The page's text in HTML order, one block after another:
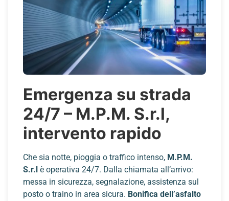
Emergenza su strada
24/7 – M.P.M. S.r.l,
intervento rapido
Che sia notte, pioggia o traffico intenso, M.P.M.
S.r.l è operativa 24/7. Dalla chiamata all’arrivo:
messa in sicurezza, segnalazione, assistenza sul
posto o traino in area sicura. Bonifica dell’asfalto